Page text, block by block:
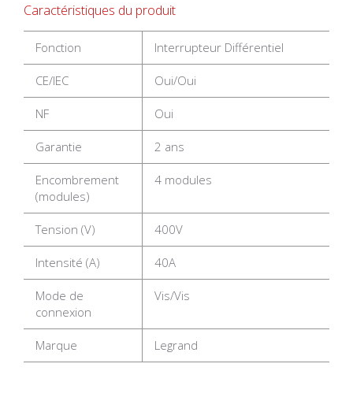
Caractéristiques du produit
Fonction Interrupteur Différentiel
CE/IEC Oui/Oui
NF Oui
Garantie 2 ans
Encombrement
(modules)
4 modules
Tension (V) 400V
Intensité (A) 40A
Mode de
connexion
Vis/Vis
Marque Legrand